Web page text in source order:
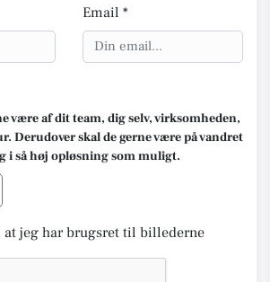
Email *
være af dit team, dig selv, virksomheden,
Derudover skal de gerne være på vandret
i så høj opløsning som muligt.
at jeg har brugsret til billederne